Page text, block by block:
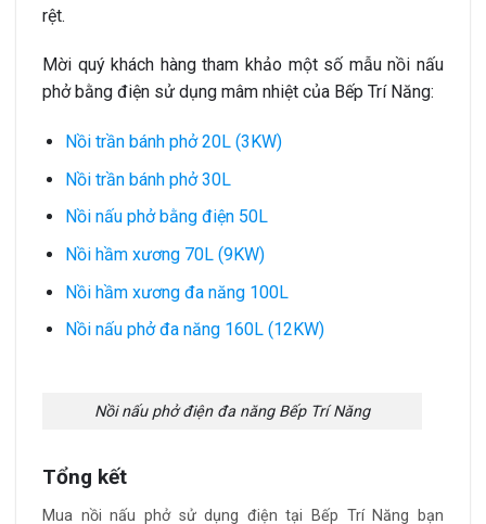
rệt.
Mời quý khách hàng tham khảo một số mẫu nồi nấu
phở bằng điện sử dụng mâm nhiệt của Bếp Trí Năng:
Nồi trần bánh phở 20L (3KW)
Nồi trần bánh phở 30L
Nồi nấu phở bằng điện 50L
Nồi hầm xương 70L (9KW)
Nồi hầm xương đa năng 100L
Nồi nấu phở đa năng 160L (12KW)
Nồi nấu phở điện đa năng Bếp Trí Năng
Tổng kết
Mua nồi nấu phở sử dụng điện tại Bếp Trí Năng bạn